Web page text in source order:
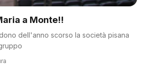
a Monte!!
dell'anno scorso la società pisana